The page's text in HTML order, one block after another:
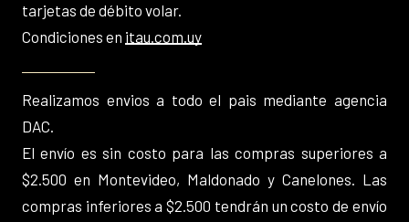
tarjetas de débito volar.
Condiciones en itau.com.uy
Realizamos envios a todo el pais mediante agencia
DAC.
El envío es sin costo para las compras superiores a
$2.500 en Montevideo, Maldonado y Canelones. Las
compras inferiores a $2.500 tendrán un costo de envío